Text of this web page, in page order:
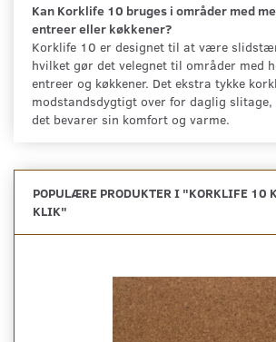
Kan Korklife 10 bruges i områder med
entreer eller køkkener?
Korklife 10 er designet til at være
hvilket gør det velegnet til områder med
entreer og køkkener. Det ekstra tykke
modstandsdygtigt over for daglig
det bevarer sin komfort og varme.
POPULÆRE PRODUKTER I "KORKLIFE 10
KLIK"